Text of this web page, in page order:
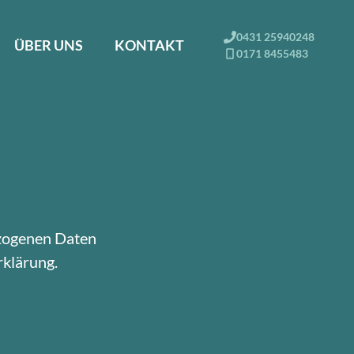
ÜBER UNS KONTAKT
0431 25940248
0171 8455483
Daten